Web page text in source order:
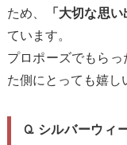
ため、
「大切な思
ています。
プロポーズでもらっ
た側にとっても嬉し
Q. シルバーウィ